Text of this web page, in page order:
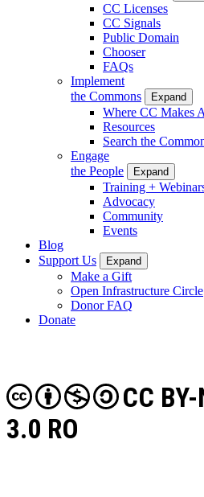
CC Licenses
CC Signals
Public Domain
Chooser
FAQs
Implement
the Commons
Expand
Where CC Makes
Resources
Search the
Engage
the People
Expand
Training +
Advocacy
Community
Events
Blog
Support Us
Expand
Make a Gift
Open Infrastructure Circle
Donor FAQ
Donate
CC
3.0 RO